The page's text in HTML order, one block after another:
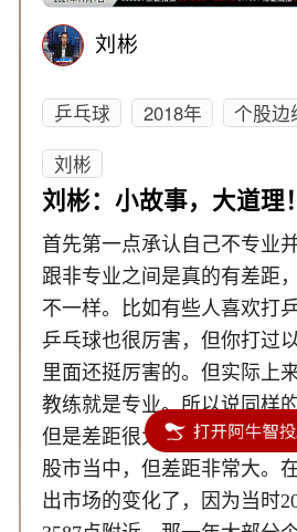
刘彬
乒乓球 2018年 个股边
刘彬
刘彬：小故事，大道理！
首先第一点承认自己不专业
跟非专业之间是真的有差距
不一样。比如有些人喜欢打
乒乓球也很厉害，但你打过
里面还挺厉害的。但实际上
教练就是专业。所以说同样
但是差距很大。你也在股市
股市当中，但差距非常大。
出市场的变化了，因为当时